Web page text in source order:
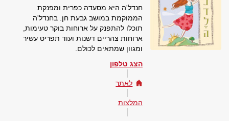
חנדל'ה היא מסעדה כפרית ומפנקת
הממוקמת במושב גבעת חן. בחנדל'ה
תוכלו להתפנק על ארוחות בוקר טעימות,
ארוחות צהריים דשנות ועוד תפריט עשיר
ומגוון שמתאים לכולם.
הצג טלפון
לאתר
המלצות